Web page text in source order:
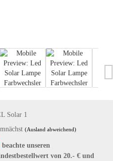
Solar 1
(Ausland abweichend)
beachte unseren
von 20.- € und